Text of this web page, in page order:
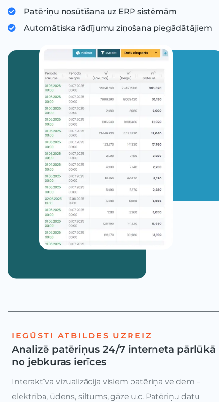
Patēriņu nosūtīšana uz ERP sistēmām
Automātiska rādījumu ziņošana piegādātājiem
IEGŪSTI ATBILDES UZREIZ
Analizē patēriņus 24/7 interneta pārlūkā
no jebkuras ierīces
Interaktīva vizualizācija visiem patēriņa veidem –
elektrība, ūdens, siltums, gāze u.c. Patēriņu datu